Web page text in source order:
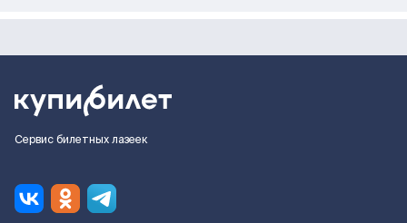
Сервис билетных лазеек